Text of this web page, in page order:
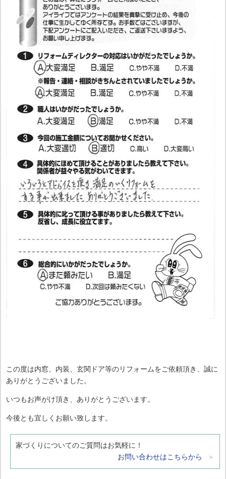
この度は内窓、内装、玄関ドア等のリフォームをご依頼頂き、誠に
ありがとうございました。
いつもお声がけ頂き、ありがとうございます。
今後とも宜しくお願い致します。
家づくりについてのご質問はお気軽に！
お問い合わせはこちらから